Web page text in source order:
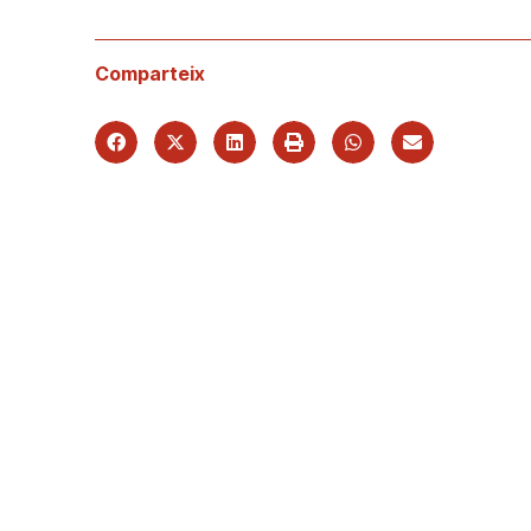
Comparteix